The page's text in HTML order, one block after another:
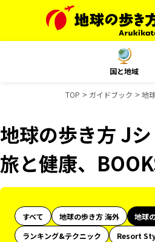
国と地域
TOP ガイドブック 地
地球の歩き方 J
旅と健康、
すべて 地球の歩き方 海外 地球
ランキング&テクニック
Resort